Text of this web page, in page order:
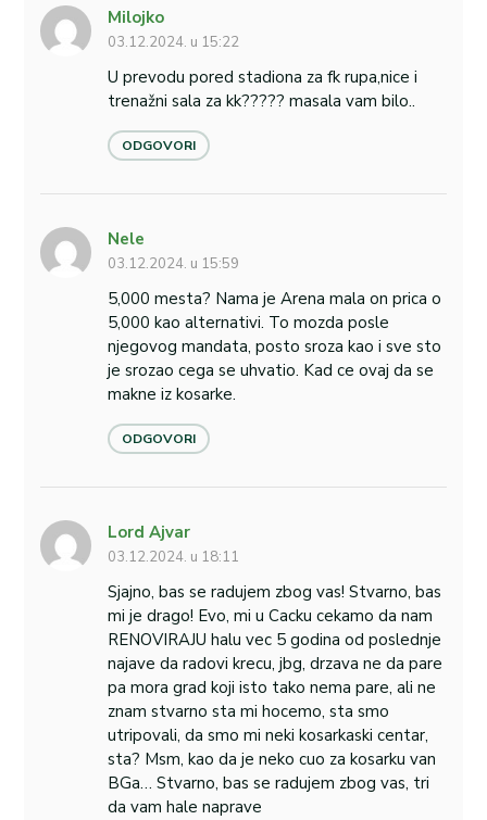
Milojko
03.12.2024. u 15:22
U prevodu pored stadiona za fk rupa,nice i
trenažni sala za kk????? masala vam bilo..
ODGOVORI
Nele
03.12.2024. u 15:59
5,000 mesta? Nama je Arena mala on prica o
5,000 kao alternativi. To mozda posle
njegovog mandata, posto sroza kao i sve sto
je srozao cega se uhvatio. Kad ce ovaj da se
makne iz kosarke.
ODGOVORI
Lord Ajvar
03.12.2024. u 18:11
Sjajno, bas se radujem zbog vas! Stvarno, bas
mi je drago! Evo, mi u Cacku cekamo da nam
RENOVIRAJU halu vec 5 godina od poslednje
najave da radovi krecu, jbg, drzava ne da pare
pa mora grad koji isto tako nema pare, ali ne
znam stvarno sta mi hocemo, sta smo
utripovali, da smo mi neki kosarkaski centar,
sta? Msm, kao da je neko cuo za kosarku van
BGa… Stvarno, bas se radujem zbog vas, tri
da vam hale naprave